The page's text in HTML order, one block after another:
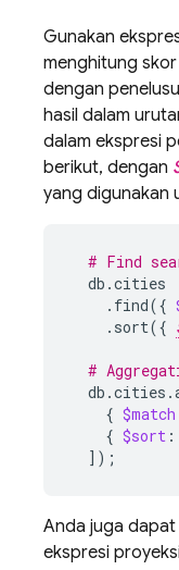
Gunakan
menghitung
dengan
hasil dalam
dalam ekspresi
berikut, dengan
yang digunakan
# Find
.find({
.sort({
#
{ $match
{ $sort :
]) ;
Anda juga
ekspresi